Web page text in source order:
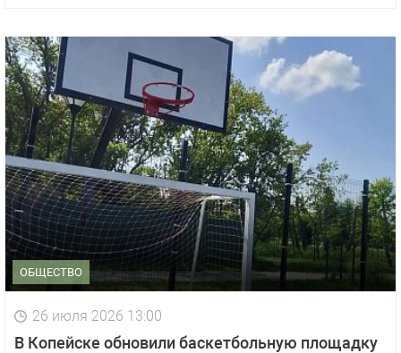
ОБЩЕСТВО
26 июля 2026 13:00
В Копейске обновили баскетбольную площадку